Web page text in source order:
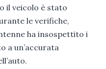
il veicolo è stato
le verifiche,
ha insospettito i
a un’accurata